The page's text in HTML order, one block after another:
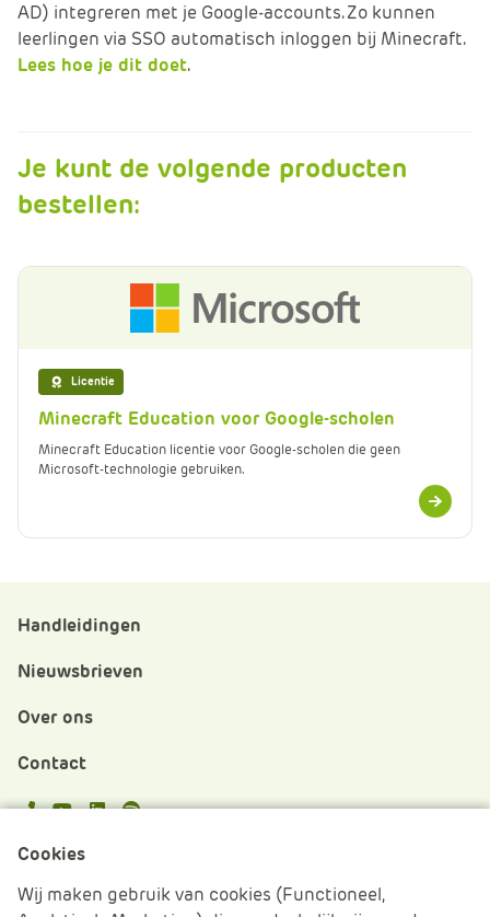
AD) integreren met je Google-accounts. Zo kunnen
leerlingen via SSO automatisch inloggen bij Minecraft.
Lees hoe je dit doet.
Je kunt de volgende producten
bestellen:
Licentie
Minecraft Education voor Google-scholen
Minecraft Education licentie voor Google-scholen die geen
Microsoft-technologie gebruiken.
Meer
informatie
Handleidingen
Nieuwsbrieven
Over ons
Contact
Cookies beheren
Cookies
Wij maken gebruik van cookies (Functioneel,